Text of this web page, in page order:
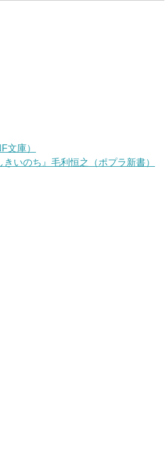
文庫）
いのち』毛利恒之（ポプラ新書）